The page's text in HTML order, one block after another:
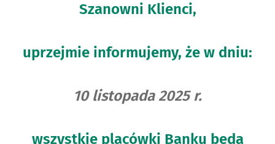
Szanowni Klienci,
uprzejmie informujemy, że w dniu:
10 listopada 2025 r.
wszystkie placówki Banku będą